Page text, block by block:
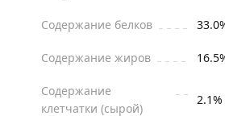
Содержание белков
Содержание жиров
Содержание
клетчатки (сырой)
2.1%